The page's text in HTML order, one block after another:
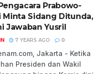
Prabowo-
Minta Sidang Ditunda,
Jawaban Yusril
7 YEARS AGO 0
Jakarta - Ketika
Presiden dan Wakil